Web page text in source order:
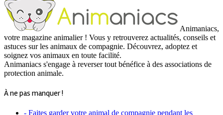
Animaniacs,
votre magazine animalier ! Vous y retrouverez actualités, conseils et
astuces sur les animaux de compagnie. Découvrez, adoptez et
soignez vos animaux en toute facilité.
Animaniacs s'engage à reverser tout bénéfice à des associations de
protection animale.
À ne pas manquer !
- Faites garder votre animal de compagnie pendant les